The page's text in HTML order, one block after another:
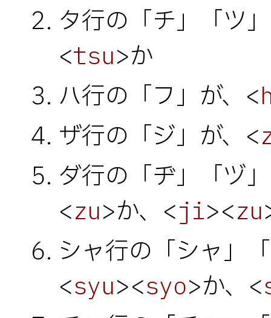
タ行の「チ」「ツ
<tsu>か
ハ行の「フ」が、<
ザ行の「ジ」が、<
ダ行の「ヂ」「ヅ
<zu>か、<ji><zu
シャ行の「シャ」
<syu><syo>か、<